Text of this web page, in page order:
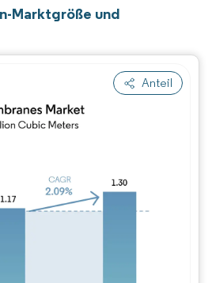
Marktgröße und
Anteil